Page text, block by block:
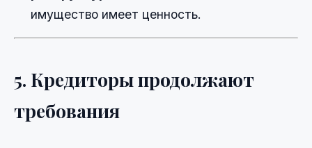
имущество имеет ценность.
5. Кредиторы продолжают
требования